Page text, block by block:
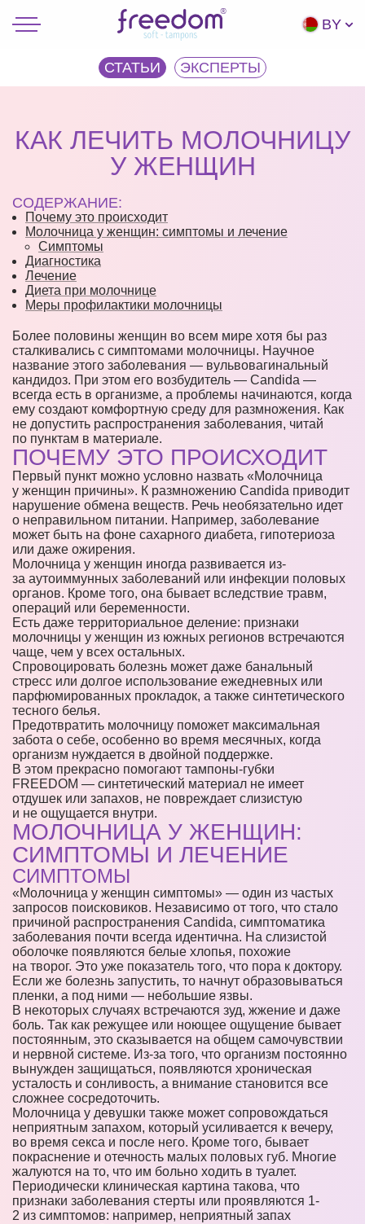
BY
СТАТЬИ ЭКCПЕРТЫ
КАК ЛЕЧИТЬ МОЛОЧНИЦУ
У ЖЕНЩИН
СОДЕРЖАНИЕ:
Почему это происходит
Молочница у женщин: симптомы и лечение
Симптомы
Диагностика
Лечение
Диета при молочнице
Меры профилактики молочницы
Более половины женщин во всем мире хотя бы раз
сталкивались с симптомами молочницы. Научное
название этого заболевания — вульвовагинальный
кандидоз. При этом его возбудитель — Candida —
всегда есть в организме, а проблемы начинаются, когда
ему создают комфортную среду для размножения. Как
не допустить распространения заболевания, читай
по пунктам в материале.
ПОЧЕМУ ЭТО ПРОИСХОДИТ
Первый пункт можно условно назвать «Молочница
у женщин причины». К размножению Candida приводит
нарушение обмена веществ. Речь необязательно идет
о неправильном питании. Например, заболевание
может быть на фоне сахарного диабета, гипотериоза
или даже ожирения.
Молочница у женщин иногда развивается из-
за аутоиммунных заболеваний или инфекции половых
органов. Кроме того, она бывает вследствие травм,
операций или беременности.
Есть даже территориальное деление: признаки
молочницы у женщин из южных регионов встречаются
чаще, чем у всех остальных.
Спровоцировать болезнь может даже банальный
стресс или долгое использование ежедневных или
парфюмированных прокладок, а также синтетического
тесного белья.
Предотвратить молочницу поможет максимальная
забота о себе, особенно во время месячных, когда
организм нуждается в двойной поддержке.
В этом прекрасно помогают тампоны-губки
FREEDOM — синтетический материал не имеет
отдушек или запахов, не повреждает слизистую
и не ощущается внутри.
МОЛОЧНИЦА У ЖЕНЩИН:
СИМПТОМЫ И ЛЕЧЕНИЕ
СИМПТОМЫ
«Молочница у женщин симптомы» — один из частых
запросов поисковиков. Независимо от того, что стало
причиной распространения Candida, симптоматика
заболевания почти всегда идентична. На слизистой
оболочке появляются белые хлопья, похожие
на творог. Это уже показатель того, что пора к доктору.
Если же болезнь запустить, то начнут образовываться
пленки, а под ними — небольшие язвы.
В некоторых случаях встречаются зуд, жжение и даже
боль. Так как режущее или ноющее ощущение бывает
постоянным, это сказывается на общем самочувствии
и нервной системе. Из-за того, что организм постоянно
вынужден защищаться, появляются хроническая
усталость и сонливость, а внимание становится все
сложнее сосредоточить.
Молочница у девушки также может сопровождаться
неприятным запахом, который усиливается к вечеру,
во время секса и после него. Кроме того, бывает
покраснение и отечность малых половых губ. Многие
жалуются на то, что им больно ходить в туалет.
Периодически клиническая картина такова, что
признаки заболевания стерты или проявляются 1-
2 из симптомов: например, неприятный запах